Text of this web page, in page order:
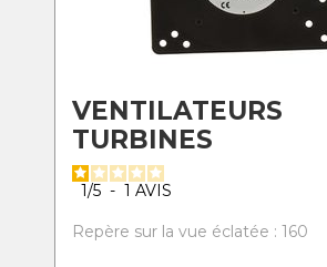
VENTILATEURS
TURBINES
1/5 - 1 AVIS
Repère sur la vue éclatée : 160